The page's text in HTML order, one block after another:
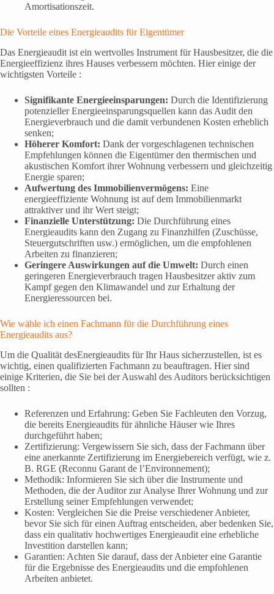
Amortisationszeit.
Die Vorteile eines Energieaudits für Eigentümer
Das Energieaudit ist ein wertvolles Instrument für Hausbesitzer, die die
Energieeffizienz ihres Hauses verbessern möchten. Hier einige der
wichtigsten Vorteile :
Signifikante Energieeinsparungen: Durch die Identifizierung
potenzieller Energieeinsparungsquellen kann das Audit den
Energieverbrauch und die damit verbundenen Kosten erheblich
senken;
Höherer Komfort: Dank der vorgeschlagenen technischen
Empfehlungen können die Eigentümer den thermischen und
akustischen Komfort ihrer Wohnung verbessern und gleichzeitig
Energie sparen;
Aufwertung des Immobilienvermögens: Eine
energieeffiziente Wohnung ist auf dem Immobilienmarkt
attraktiver und ihr Wert steigt;
Finanzielle Unterstützung: Die Durchführung eines
Energieaudits kann den Zugang zu Finanzhilfen (Zuschüsse,
Steuergutschriften usw.) ermöglichen, um die empfohlenen
Arbeiten zu finanzieren;
Geringere Auswirkungen auf die Umwelt: Durch einen
geringeren Energieverbrauch tragen Hausbesitzer aktiv zum
Kampf gegen den Klimawandel und zur Erhaltung der
Energieressourcen bei.
Wie wähle ich einen Fachmann für die Durchführung eines
Energieaudits aus?
Um die Qualität desEnergieaudits für Ihr Haus sicherzustellen, ist es
wichtig, einen qualifizierten Fachmann zu beauftragen. Hier sind
einige Kriterien, die Sie bei der Auswahl des Auditors berücksichtigen
sollten :
Referenzen und Erfahrung: Geben Sie Fachleuten den Vorzug,
die bereits Energieaudits für ähnliche Häuser wie Ihres
durchgeführt haben;
Zertifizierung: Vergewissern Sie sich, dass der Fachmann über
eine anerkannte Zertifizierung im Energiebereich verfügt, wie z.
B. RGE (Reconnu Garant de l’Environnement);
Methodik: Informieren Sie sich über die Instrumente und
Methoden, die der Auditor zur Analyse Ihrer Wohnung und zur
Erstellung seiner Empfehlungen verwendet;
Kosten: Vergleichen Sie die Preise verschiedener Anbieter,
bevor Sie sich für einen Auftrag entscheiden, aber bedenken Sie,
dass ein qualitativ hochwertiges Energieaudit eine erhebliche
Investition darstellen kann;
Garantien: Achten Sie darauf, dass der Anbieter eine Garantie
für die Ergebnisse des Energieaudits und die empfohlenen
Arbeiten anbietet.